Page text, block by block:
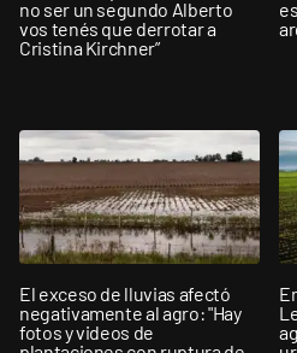
no ser un segundo Alberto
vos tenés que derrotar a
Cristina Kirchner”
El exceso de lluvias afectó
negativamente al agro: "Hay
fotos y videos de